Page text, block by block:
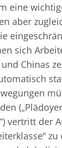
eine
aber
sich
Chinas
vertritt der